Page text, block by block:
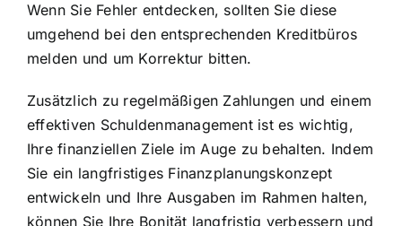
Wenn Sie Fehler entdecken, sollten Sie diese
umgehend bei den entsprechenden Kreditbüros
melden und um Korrektur bitten.
Zusätzlich zu regelmäßigen Zahlungen und einem
effektiven Schuldenmanagement ist es wichtig,
Ihre finanziellen Ziele im Auge zu behalten. Indem
Sie ein langfristiges Finanzplanungskonzept
entwickeln und Ihre Ausgaben im Rahmen halten,
können Sie Ihre Bonität langfristig verbessern und